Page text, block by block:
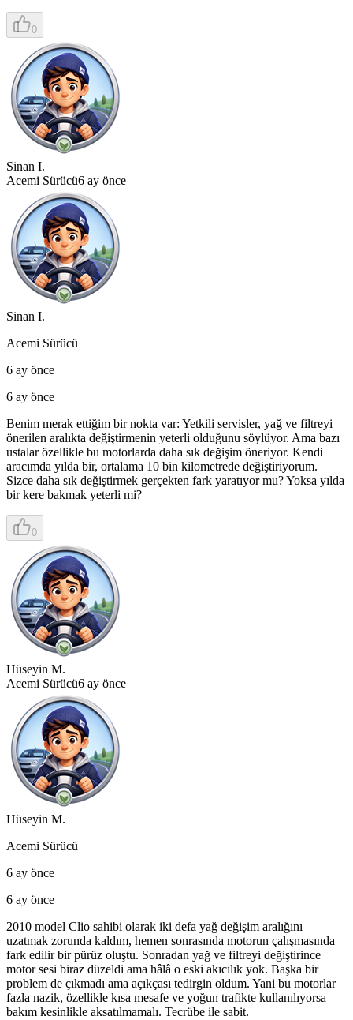
0
Sinan I.
Acemi Sürücü6 ay önce
Sinan I.
Acemi Sürücü
6 ay önce
6 ay önce
Benim merak ettiğim bir nokta var: Yetkili servisler, yağ ve filtreyi
önerilen aralıkta değiştirmenin yeterli olduğunu söylüyor. Ama bazı
ustalar özellikle bu motorlarda daha sık değişim öneriyor. Kendi
aracımda yılda bir, ortalama 10 bin kilometrede değiştiriyorum.
Sizce daha sık değiştirmek gerçekten fark yaratıyor mu? Yoksa yılda
bir kere bakmak yeterli mi?
0
Hüseyin M.
Acemi Sürücü6 ay önce
Hüseyin M.
Acemi Sürücü
6 ay önce
6 ay önce
2010 model Clio sahibi olarak iki defa yağ değişim aralığını
uzatmak zorunda kaldım, hemen sonrasında motorun çalışmasında
fark edilir bir pürüz oluştu. Sonradan yağ ve filtreyi değiştirince
motor sesi biraz düzeldi ama hâlâ o eski akıcılık yok. Başka bir
problem de çıkmadı ama açıkçası tedirgin oldum. Yani bu motorlar
fazla nazik, özellikle kısa mesafe ve yoğun trafikte kullanılıyorsa
bakım kesinlikle aksatılmamalı. Tecrübe ile sabit.